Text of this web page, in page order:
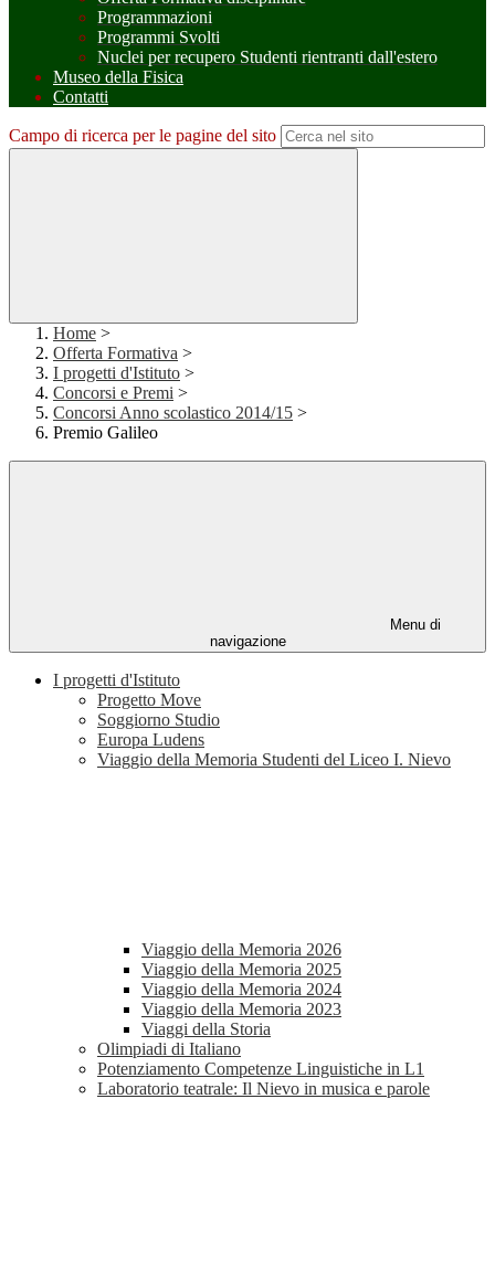
Programmazioni
Programmi Svolti
Nuclei per recupero Studenti rientranti dall'estero
Museo della Fisica
Contatti
Campo di ricerca per le pagine del sito
Home >
Offerta Formativa >
I progetti d'Istituto >
Concorsi e Premi >
Concorsi Anno scolastico 2014/15 >
Premio Galileo
Menu di
navigazione
I progetti d'Istituto
Progetto Move
Soggiorno Studio
Europa Ludens
Viaggio della Memoria Studenti del Liceo I. Nievo
Viaggio della Memoria 2026
Viaggio della Memoria 2025
Viaggio della Memoria 2024
Viaggio della Memoria 2023
Viaggi della Storia
Olimpiadi di Italiano
Potenziamento Competenze Linguistiche in L1
Laboratorio teatrale: Il Nievo in musica e parole